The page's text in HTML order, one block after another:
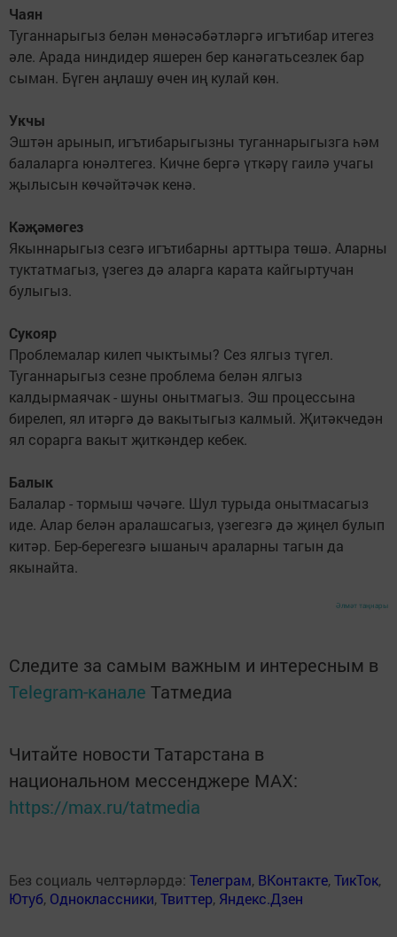
Чаян
Туганнарыгыз белән мөнәсәбәтләргә игътибар итегез
әле. Арада ниндидер яшерен бер канәгатьсезлек бар
сыман. Бүген аңлашу өчен иң кулай көн.
Укчы
Эштән арынып, игътибарыгызны туганнарыгызга һәм
балаларга юнәлтегез. Кичне бергә үткәрү гаилә учагы
җылысын көчәйтәчәк кенә.
Кәҗәмөгез
Якыннарыгыз сезгә игътибарны арттыра төшә. Аларны
туктатмагыз, үзегез дә аларга карата кайгыртучан
булыгыз.
Сукояр
Проблемалар килеп чыктымы? Сез ялгыз түгел.
Туганнарыгыз сезне проблема белән ялгыз
калдырмаячак - шуны онытмагыз. Эш процессына
бирелеп, ял итәргә дә вакытыгыз калмый. Җитәкчедән
ял сорарга вакыт җиткәндер кебек.
Балык
Балалар - тормыш чәчәге. Шул турыда онытмасагыз
иде. Алар белән аралашсагыз, үзегезгә дә җиңел булып
китәр. Бер-берегезгә ышаныч араларны тагын да
якынайта.
Әлмәт таңнары
Следите за самым важным и интересным в
Telegram-канале Татмедиа
Читайте новости Татарстана в
национальном мессенджере MАХ:
https://max.ru/tatmedia
Без социаль челтәрләрдә: Телеграм, ВКонтакте,ТикТок,
Ютуб, Одноклассники,Твиттер, Яндекс.Дзен